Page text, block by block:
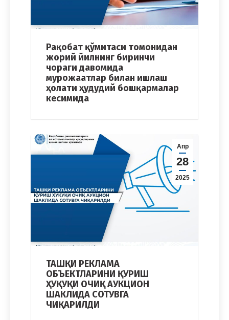
Рақобат қўмитаси томонидан
жорий йилнинг биринчи
чораги давомида
мурожаатлар билан ишлаш
ҳолати ҳудудий бошқармалар
кесимида
Апр
28
2025
ТАШҚИ РЕКЛАМА
ОБЪЕКТЛАРИНИ ҚУРИШ
ҲУҚУҚИ ОЧИҚ АУКЦИОН
ШАКЛИДА СОТУВГА
ЧИҚАРИЛДИ